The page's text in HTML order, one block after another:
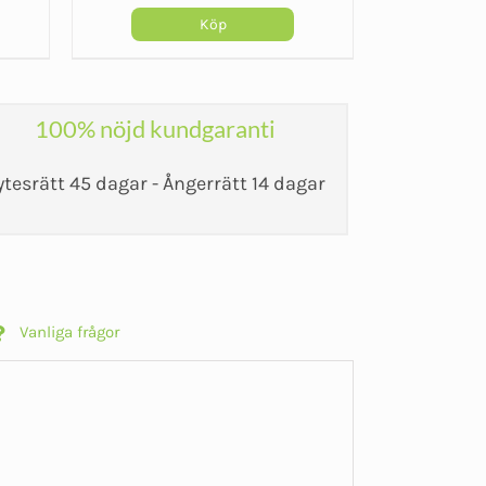
Köp
100% nöjd kundgaranti
45 dagar - Ångerrätt 14 dagar
Vanliga frågor